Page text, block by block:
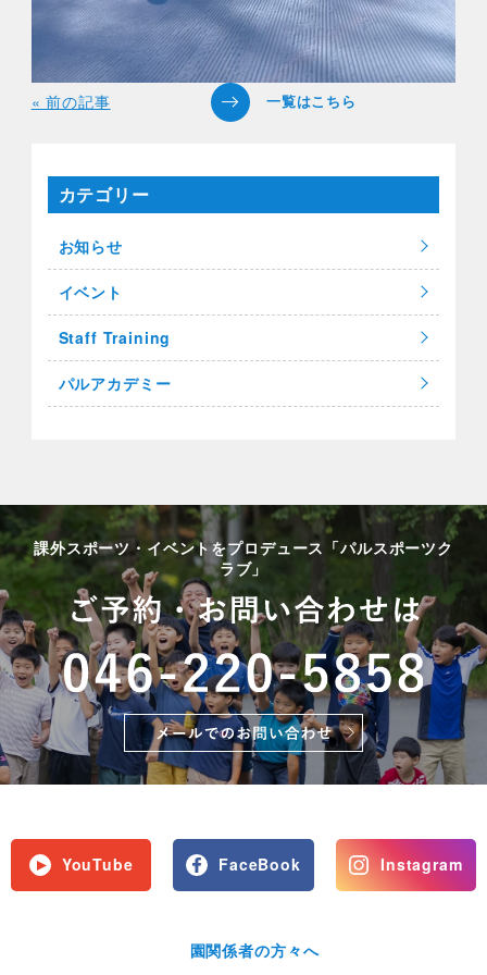
« 前の記事
カテゴリー
お知らせ
イベント
Staff Training
パルアカデミー
課外スポーツ・イベントをプロデュース「パルスポーツク
ラブ」
YouTube FaceBook Instagram
園関係者の方々へ